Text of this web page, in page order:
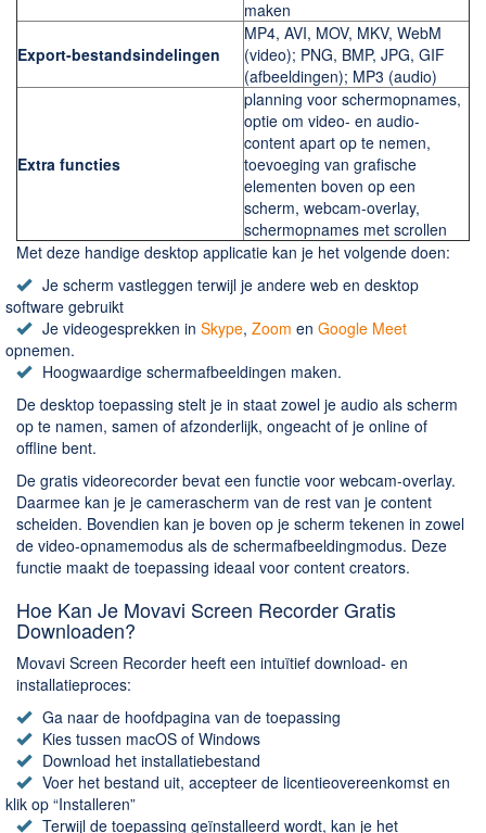
Spelletjes en Games
Webbrowsers
maken
Export-bestandsindelingen
MP4, AVI, MOV, MKV, WebM
(video); PNG, BMP, JPG, GIF
(afbeeldingen); MP3 (audio)
Extra functies
planning voor schermopnames,
optie om video- en audio-
content apart op te nemen,
toevoeging van grafische
elementen boven op een
scherm, webcam-overlay,
schermopnames met scrollen
Met deze handige desktop applicatie kan je het volgende doen:
Je scherm vastleggen terwijl je andere web en desktop
software gebruikt
Je videogesprekken in Skype, Zoom en Google Meet
opnemen.
Hoogwaardige schermafbeeldingen maken.
De desktop toepassing stelt je in staat zowel je audio als scherm
op te namen, samen of afzonderlijk, ongeacht of je online of
offline bent.
De gratis videorecorder bevat een functie voor webcam-overlay.
Daarmee kan je je camerascherm van de rest van je content
scheiden. Bovendien kan je boven op je scherm tekenen in zowel
de video-opnamemodus als de schermafbeeldingmodus. Deze
functie maakt de toepassing ideaal voor content creators.
Hoe Kan Je Movavi Screen Recorder Gratis
Downloaden?
Movavi Screen Recorder heeft een intuïtief download- en
installatieproces:
Ga naar de hoofdpagina van de toepassing
Kies tussen macOS of Windows
Download het installatiebestand
Voer het bestand uit, accepteer de licentieovereenkomst en
klik op “Installeren”
Terwijl de toepassing geïnstalleerd wordt, kan je het